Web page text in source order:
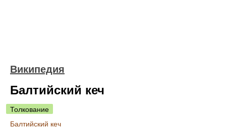
Википедия
Балтийский кеч
Толкование
Балтийский кеч